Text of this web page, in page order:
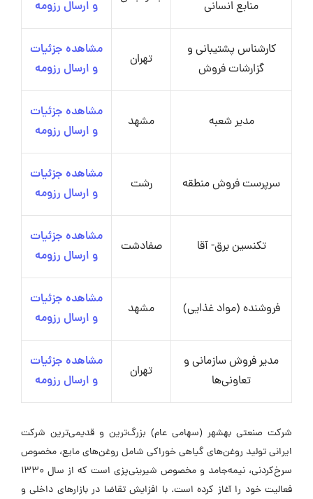
منابع انسانی و ارسال رزومه
کارشناس پشتیبانی و
گزارشات فروش
تهران
مشاهده جزئیات
و ارسال رزومه
مدیر شعبه مشهد
مشاهده جزئیات
و ارسال رزومه
سرپرست فروش منطقه رشت
مشاهده جزئیات
و ارسال رزومه
تکنسین برق- آقا صفادشت
مشاهده جزئیات
و ارسال رزومه
فروشنده (مواد غذایی) مشهد
مشاهده جزئیات
و ارسال رزومه
مدیر فروش سازمانی و
تعاونی‌ها
تهران
مشاهده جزئیات
و ارسال رزومه
شرکت صنعتی بهشهر (سهامی عام) بزرگ‌ترین و قدیمی‌ترین شرکت
ایرانی تولید روغن‌های گیاهی خوراکی شامل روغن‌های مایع، مخصوص
سرخ‌کردنی، نیمه‌جامد و مخصوص شیرینی‌پزی است که از سال 1330
فعالیت خود را آغاز کرده است. با افزایش تقاضا در بازارهای داخلی و